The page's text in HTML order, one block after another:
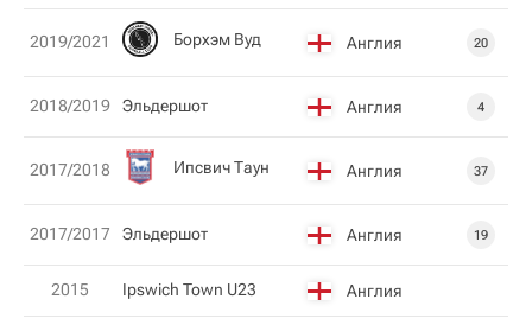
2019/2021 Борхэм Вуд Англия 20
2018/2019 Эльдершот Англия 4
2017/2018 Ипсвич Таун Англия 37
2017/2017 Эльдершот Англия 19
2015 Ipswich Town U23 Англия